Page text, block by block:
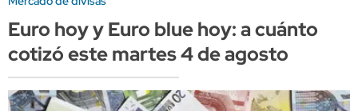
Euro hoy y Euro blue hoy: a cuánto
cotizó este martes 4 de agosto